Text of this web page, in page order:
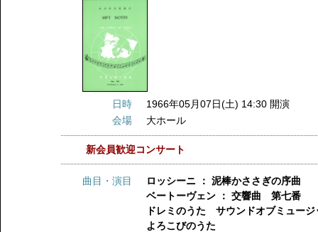
日時
1966年05月07日(土) 14:30 開演
会場
大ホール
新会員歓迎コンサート
曲目・演目
ロッシーニ ： 泥棒かささぎの序曲
ベートーヴェン ： 交響曲 第七番
ドレミのうた サウンドオブミュージ
よろこびのうた